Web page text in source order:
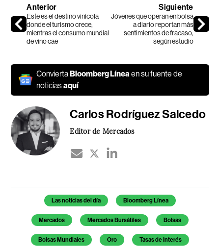
Anterior
Este es el destino vinícola
donde el turismo crece,
mientras el consumo mundial
de vino cae
Siguiente
Jóvenes que operan en bolsa
a diario reportan más
sentimientos de fracaso,
según estudio
ConviertaBloomberg Línea en su fuente de
noticiasaquí
Carlos Rodríguez Salcedo
Editor de Mercados
Temas de este artículo
Las noticias del día Bloomberg Línea
Mercados Mercados Bursátiles Bolsas
Bolsas Mundiales Oro Tasas de Interés